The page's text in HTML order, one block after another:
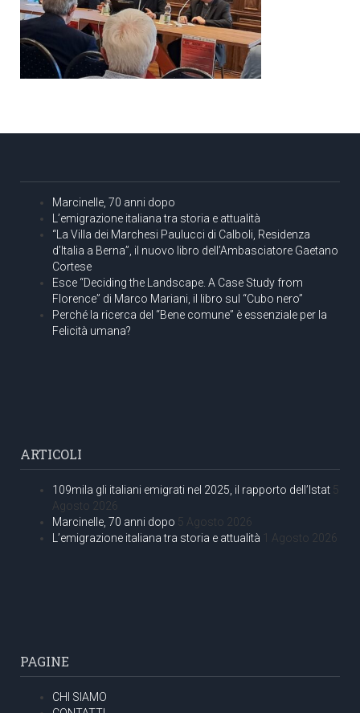
Marcinelle, 70 anni dopo
L’emigrazione italiana tra storia e attualità
“La Villa dei Marchesi Paulucci di Calboli, Residenza
d’Italia a Berna”, il nuovo libro dell’Ambasciatore Gaetano
Cortese
Esce “Deciding the Landscape. A Case Study from
Florence” di Marco Mariani, il libro sul “Cubo nero”
Perché la ricerca del “Bene comune” è essenziale per la
Felicità umana?
ARTICOLI
109mila gli italiani emigrati nel 2025, il rapporto dell’Istat 5
Agosto 2026
Marcinelle, 70 anni dopo 5 Agosto 2026
L’emigrazione italiana tra storia e attualità 1 Agosto 2026
PAGINE
CHI SIAMO